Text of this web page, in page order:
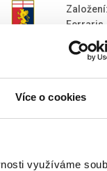
Více o cookies
využíváme
Ferraris
I
Dárkový